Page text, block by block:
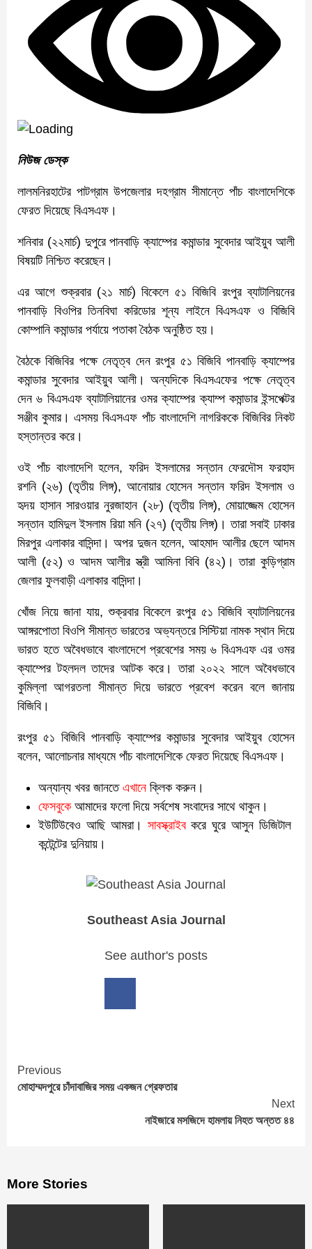
নিউজ ডেস্ক
লালমনিরহাটের পাটগ্রাম উপজেলার দহগ্রাম সীমান্তে পাঁচ বাংলাদেশিকে
ফেরত দিয়েছে বিএসএফ।
শনিবার (২২মার্চ) দুপুরে পানবাড়ি ক্যাম্পের কমান্ডার সুবেদার আইয়ুব আলী
বিষয়টি নিশ্চিত করেছেন।
এর আগে শুক্রবার (২১ মার্চ) বিকেলে ৫১ বিজিবি রংপুর ব্যাটালিয়নের
পানবাড়ি বিওপির তিনবিঘা করিডোর শূন্য লাইনে বিএসএফ ও বিজিবি
কোম্পানি কমান্ডার পর্যায়ে পতাকা বৈঠক অনুষ্ঠিত হয়।
বৈঠকে বিজিবির পক্ষে নেতৃত্ব দেন রংপুর ৫১ বিজিবি পানবাড়ি ক্যাম্পের
কমান্ডার সুবেদার আইয়ুব আলী। অন্যদিকে বিএসএফের পক্ষে নেতৃত্ব
দেন ৬ বিএসএফ ব্যাটালিয়ানের ওমর ক্যাম্পের ক্যাম্প কমান্ডার ইন্সপেক্টর
সঞ্জীব কুমার। এসময় বিএসএফ পাঁচ বাংলাদেশি নাগরিককে বিজিবির নিকট
হস্তান্তর করে।
ওই পাঁচ বাংলাদেশি হলেন, ফরিদ ইসলামের সন্তান ফেরদৌস ফরহাদ
রশনি (২৬) (তৃতীয় লিঙ্গ), আনোয়ার হোসেন সন্তান ফরিদ ইসলাম ও
হৃদয় হাসান সারওয়ার নুরজাহান (২৮) (তৃতীয় লিঙ্গ), মোয়াজ্জেম হোসেন
সন্তান হামিদুল ইসলাম রিয়া মনি (২৭) (তৃতীয় লিঙ্গ)। তারা সবাই ঢাকার
মিরপুর এলাকার বাসিন্দা। অপর দুজন হলেন, আহমাদ আলীর ছেলে আদম
আলী (৫২) ও আদম আলীর স্ত্রী আমিনা বিবি (৪২)। তারা কুড়িগ্রাম
জেলার ফুলবাড়ী এলাকার বাসিন্দা।
খোঁজ নিয়ে জানা যায়, শুক্রবার বিকেলে রংপুর ৫১ বিজিবি ব্যাটালিয়নের
আঙ্গরপোতা বিওপি সীমান্ত ভারতের অভ্যন্তরে সিস্টিয়া নামক স্থান দিয়ে
ভারত হতে অবৈধভাবে বাংলাদেশে প্রবেশের সময় ৬ বিএসএফ এর ওমর
ক্যাম্পের টহলদল তাদের আটক করে। তারা ২০২২ সালে অবৈধভাবে
কুমিল্লা আগরতলা সীমান্ত দিয়ে ভারতে প্রবেশ করেন বলে জানায়
বিজিবি।
রংপুর ৫১ বিজিবি পানবাড়ি ক্যাম্পের কমান্ডার সুবেদার আইয়ুব হোসেন
বলেন, আলোচনার মাধ্যমে পাঁচ বাংলাদেশিকে ফেরত দিয়েছে বিএসএফ।
অন্যান্য খবর জানতে এখানে ক্লিক করুন।
ফেসবুকেআমাদের ফলো দিয়ে সর্বশেষ সংবাদের সাথে থাকুন।
ইউটিউবেও আছি আমরা। সাবস্ক্রাইব করে ঘুরে আসুন ডিজিটাল
কন্টেন্টের দুনিয়ায়।
Southeast Asia Journal
See author's posts
Continue
Previous
মোহাম্মদপুরে চাঁদাবাজির সময় একজন গ্রেফতার
Next
নাইজারে মসজিদে হামলায় নিহত অন্তত ৪৪
More Stories